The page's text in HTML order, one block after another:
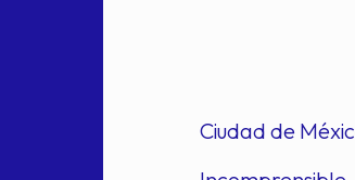
Ciudad de